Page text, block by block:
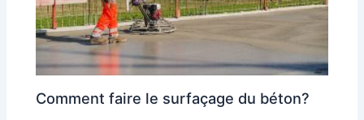
Comment faire le surfaçage du béton?